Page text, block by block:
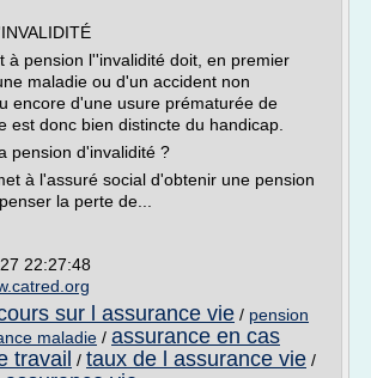
à pension l''invalidité doit, en premier
maladie ou d'un accident non
encore d'une usure prématurée de
est donc bien distincte du handicap.
pension d'invalidité ?
à l'assuré social d'obtenir une pension
la perte de...
22:27:48
sur l assurance vie / pension
maladie / assurance en cas
travail / taux de l assurance vie /